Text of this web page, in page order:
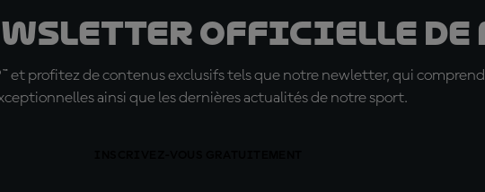
officielle de
profitez de contenus exclusifs tels que notre newletter, qui comprend
ainsi que les dernières actualités de notre sport.